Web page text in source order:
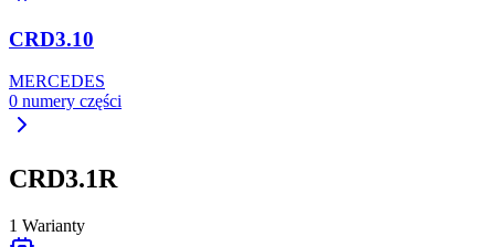
CRD3.10
MERCEDES
0 numery części
CRD3.1R
1 Warianty